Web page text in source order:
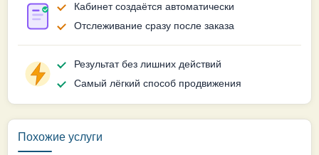
Кабинет создаётся автоматически
Отслеживание сразу после заказа
Результат без лишних действий
Самый лёгкий способ продвижения
Похожие услуги